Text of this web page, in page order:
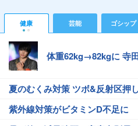
健康 芸能 ゴシップ
体重62kg→82kgに 寺
夏のむくみ対策 ツボ&反射区押
紫外線対策がビタミンD不足に